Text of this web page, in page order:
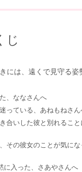
じ
には、遠くで見守る姿
、ななさんへ
っている、あねもねさん
合いした彼と別れること
その彼女のことが気にな
に入った、さあやさんへ